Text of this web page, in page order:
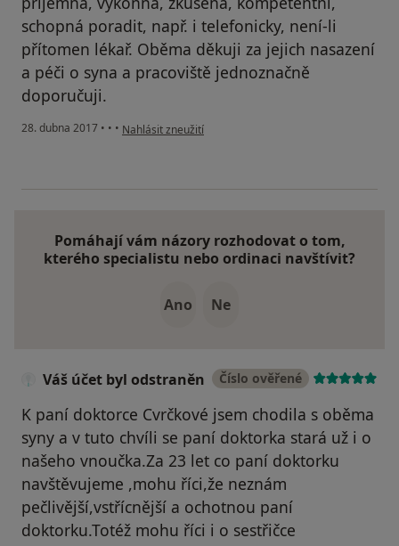
schopná poradit, např. i telefonicky, není-li
přítomen lékař. Oběma děkuji za jejich nasazení
a péči o syna a pracoviště jednoznačně
doporučuji.
28. dubna 2017 • • • podle názoru uživatele Váš účet byl odstraněn
Nahlásit zneužití
Pomáhají vám názory rozhodovat o tom,
kterého specialistu nebo ordinaci navštívit?
Ano Ne
Váš účet byl odstraněn Číslo ověřené
K paní doktorce Cvrčkové jsem chodila s oběma
syny a v tuto chvíli se paní doktorka stará už i o
našeho vnoučka.Za 23 let co paní doktorku
navštěvujeme ,mohu říci,že neznám
pečlivější,vstřícnější a ochotnou paní
doktorku.Totéž mohu říci i o sestřičce